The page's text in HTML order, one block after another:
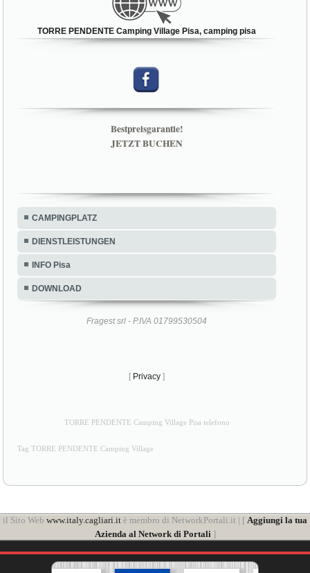
TORRE PENDENTE Camping Village Pisa, camping pisa
Bestpreisgarantie!
JETZT BUCHEN
CAMPINGPLATZ
DIENSTLEISTUNGEN
INFO Pisa
DOWNLOAD
Fragest srl - P.IVA 01799530504
[ Privacy ]
TORRE PENDENTE Camping Village Pisa telefono
Tag TORRE PENDENTE Camping Village
il Sito Web www.italy.cagliari.it è membro di NetworkPortali.it | [ Aggiungi la tua
Azienda al Network di Portali]